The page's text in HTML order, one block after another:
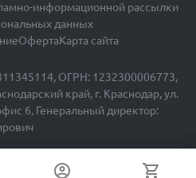
информационной рассылки
данных
ОфертаКарта сайта
ОГРН: 1232300006773,
край, г. Краснодар, ул.
6, Генеральный директор: